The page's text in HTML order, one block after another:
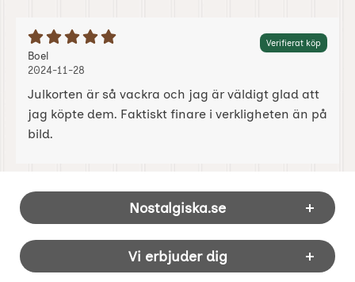
Betyg: 5 Stjärnor av 5 Verifierat köp
Recension av:
Boel, 2024-11-28
, 2024-11-28
2024-11-28
Julkorten är så vackra och jag är väldigt glad att
jag köpte dem. Faktiskt finare i verkligheten än på
bild.
Sidfot Blandad info och länkar
Nostalgiska.se
Vi erbjuder dig